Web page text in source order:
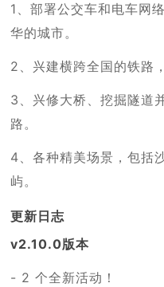
1、部署公交车和电车网
华的城市。
2、兴建横跨全国的铁路
3、兴修大桥、挖掘隧道
路。
4、各种精美场景，包括
屿。
更新日志
v2.10.0版本
- 2 个全新活动！